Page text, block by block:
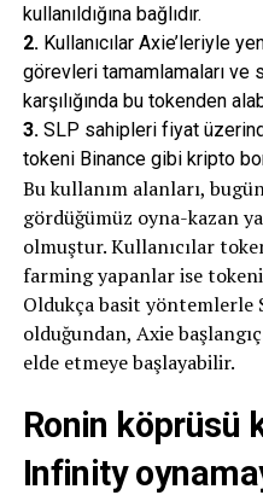
kullanıldığına bağlıdır.
2.Kullanıcılar Axie’leriyle
görevleri tamamlamaları ve
karşılığında bu tokenden
3.SLP sahipleri fiyat
tokeni Binance gibi kripto
Bu kullanım alanları,
gördüğümüz oyna-kazan
olmuştur. Kullanıcılar
farming yapanlar ise
Oldukça basit yöntemlerle
olduğundan, Axie
elde etmeye başlayabilir.
Ronin köprüsü
Infinity